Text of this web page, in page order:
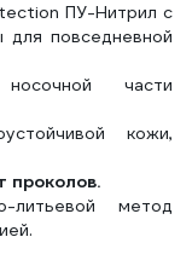
ПУ-Нитрил с
повседневной
части
кожи,
проколов.
литьевой метод